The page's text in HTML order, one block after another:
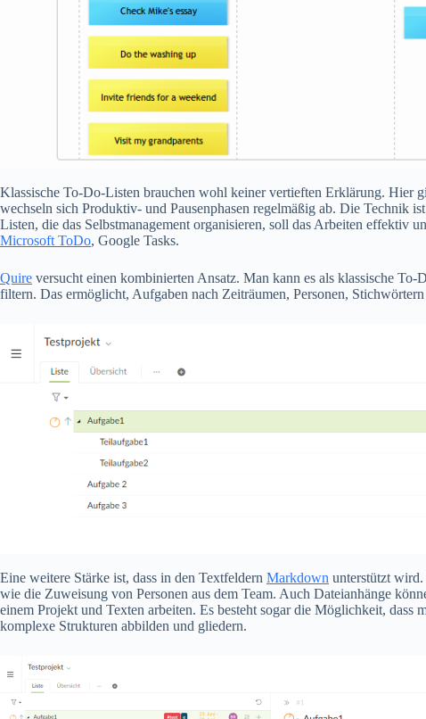
Klassische To-Do-Listen brauchen wohl keiner vertieften Erklärung. Hier
wechseln sich Produktiv- und Pausenphasen regelmäßig ab. Die Technik
Listen, die das Selbstmanagement organisieren, soll das Arbeiten effektiv
Microsoft ToDo, Google Tasks.
Quire versucht einen kombinierten Ansatz. Man kann es als klassische
filtern. Das ermöglicht, Aufgaben nach Zeiträumen, Personen,
Eine weitere Stärke ist, dass in den Textfeldern Markdown unterstützt wird.
wie die Zuweisung von Personen aus dem Team. Auch Dateianhänge
einem Projekt und Texten arbeiten. Es besteht sogar die Möglichkeit,
komplexe Strukturen abbilden und gliedern.